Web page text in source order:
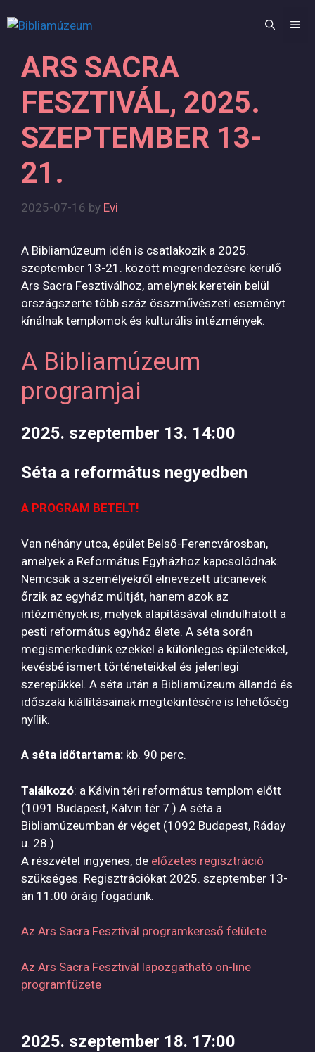
to
ARS SACRA
FESZTIVÁL, 2025.
SZEPTEMBER 13-
21.
2025-07-16 by Evi
A Bibliamúzeum idén is csatlakozik a 2025.
szeptember 13-21. között megrendezésre kerülő
Ars Sacra Fesztiválhoz, amelynek keretein belül
országszerte több száz összművészeti eseményt
kínálnak templomok és kulturális intézmények.
A Bibliamúzeum
programjai
2025. szeptember 13. 14:00
Séta a református negyedben
A PROGRAM BETELT!
Van néhány utca, épület Belső-Ferencvárosban,
amelyek a Református Egyházhoz kapcsolódnak.
Nemcsak a személyekről elnevezett utcanevek
őrzik az egyház múltját, hanem azok az
intézmények is, melyek alapításával elindulhatott a
pesti református egyház élete. A séta során
megismerkedünk ezekkel a különleges épületekkel,
kevésbé ismert történeteikkel és jelenlegi
szerepükkel. A séta után a Bibliamúzeum állandó és
időszaki kiállításainak megtekintésére is lehetőség
nyílik.
A séta időtartama: kb. 90 perc.
Találkozó: a Kálvin téri református templom előtt
(1091 Budapest, Kálvin tér 7.) A séta a
Bibliamúzeumban ér véget (1092 Budapest, Ráday
u. 28.)
A részvétel ingyenes, de előzetes regisztráció
szükséges. Regisztrációkat 2025. szeptember 13-
án 11:00 óráig fogadunk.
Az Ars Sacra Fesztivál programkereső felülete
Az Ars Sacra Fesztivál lapozgatható on-line
programfüzete
2025. szeptember 18. 17:00